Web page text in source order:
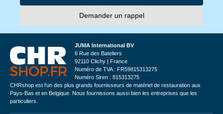
Demander un rappel
JUMA International BV
6 Rue des Bateliers
92110 Clichy | France
Numéro de TVA : FR59815313275
Numéro Siren : 815313275
CHRshop est l'un des plus grands fournisseurs de matériel de restauration aux
Pays-Bas et en Belgique. Nous fournissons aussi bien les entreprises que les
particuliers.